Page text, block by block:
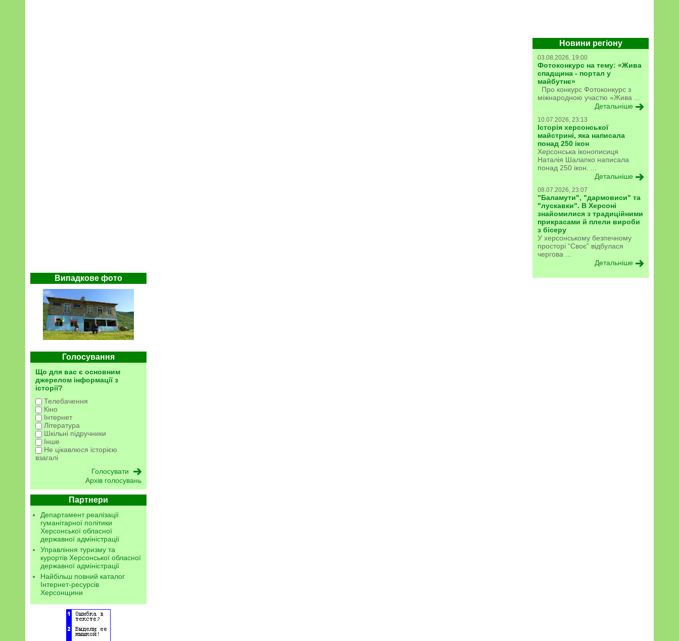
Випадкове фото
Голосування
Що для вас є основним
джерелом інформації з
історії?
Телебачення
Кіно
Інтернет
Література
Шкільні підручники
Інше
Не цікавлюся історією
взагалі
Архів голосувань
Партнери
Департамент реалізації
гуманітарної політики
Херсонської обласної
державної адміністрації
Управління туризму та
курортів Херсонської обласної
державної адміністрації
Найбільш повний каталог
Інтернет-ресурсів
Херсонщини
Новини регіону
03.08.2026, 19:00
Фотоконкурс на тему: «Жива
спадщина - портал у
майбутнє»
Про конкурс Фотоконкурс з
міжнародною участю «Жива ...
Детальніше
10.07.2026, 23:13
Історія херсонської
майстрині, яка написала
понад 250 ікон
Херсонська іконописиця
Наталія Шалапко написала
понад 250 ікон. ...
Детальніше
08.07.2026, 23:07
"Баламути", "дармовиси" та
"лускавки". В Херсоні
знайомилися з традиційними
прикрасами й плели вироби
з бісеру
У херсонському безпечному
просторі “Своє” відбулася
чергова ...
Детальніше